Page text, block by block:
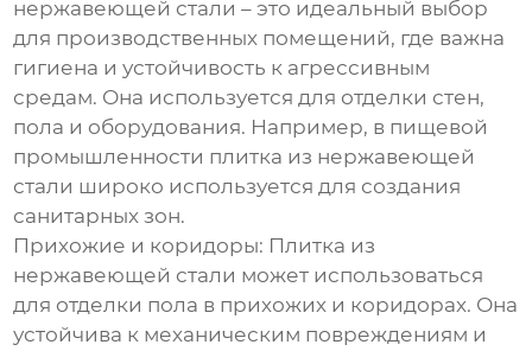
нержавеющей стали – это идеальный выбор
для производственных помещений, где важна
гигиена и устойчивость к агрессивным
средам. Она используется для отделки стен,
пола и оборудования. Например, в пищевой
промышленности плитка из нержавеющей
стали широко используется для создания
санитарных зон.
Прихожие и коридоры: Плитка из
нержавеющей стали может использоваться
для отделки пола в прихожих и коридорах. Она
устойчива к механическим повреждениям и